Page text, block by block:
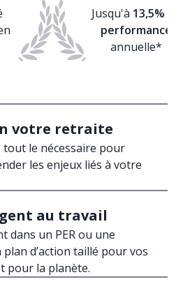
Jusqu'à 13,5% de
performance
annuelle*
votre retraite
le nécessaire pour
les enjeux liés à votre
au travail
dans un PER ou une
d’action taillé pour vos
pour la planète.